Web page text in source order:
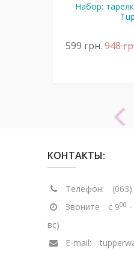
Набор:
599 грн. 948
КОНТАКТЫ:
Телефон:
Звоните
с 900 -
вс)
E-mail: